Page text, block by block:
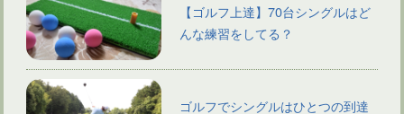
【ゴルフ上達】70台シングルはど
んな練習をしてる？
ゴルフでシングルはひとつの到達